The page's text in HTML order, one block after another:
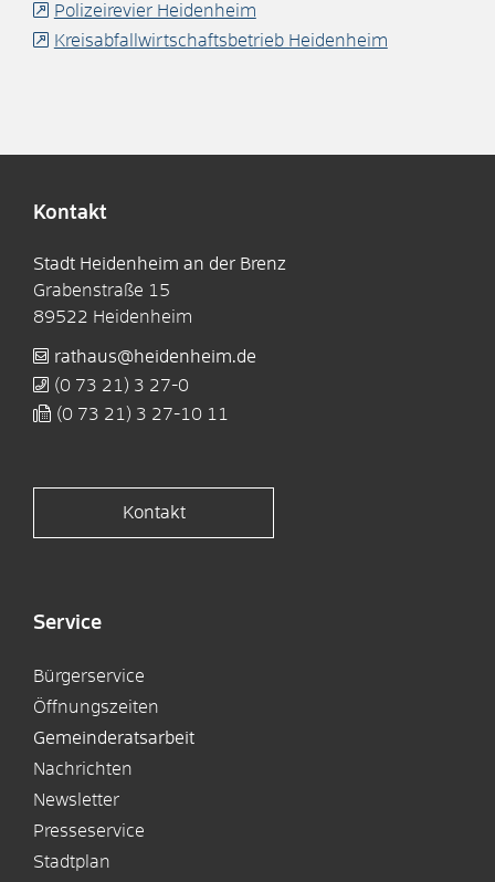
Polizeirevier Heidenheim
Kreisabfallwirtschaftsbetrieb Heidenheim
Kontakt
Stadt Heidenheim an der Brenz
Grabenstraße 15
89522 Heidenheim
rathaus@heidenheim.de
(0 73 21) 3 27-0
(0 73 21) 3 27-10 11
Kontakt
Service
Bürgerservice
Öffnungszeiten
Gemeinderatsarbeit
Nachrichten
Newsletter
Presseservice
Stadtplan